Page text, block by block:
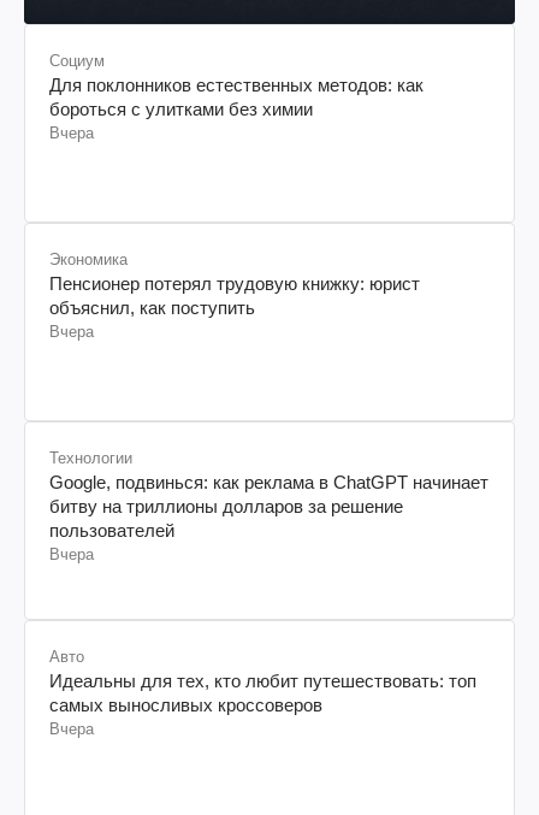
Социум
Для поклонников естественных методов: как
бороться с улитками без химии
Вчера
Экономика
Пенсионер потерял трудовую книжку: юрист
объяснил, как поступить
Вчера
Технологии
Google, подвинься: как реклама в ChatGPT начинает
битву на триллионы долларов за решение
пользователей
Вчера
Авто
Идеальны для тех, кто любит путешествовать: топ
самых выносливых кроссоверов
Вчера